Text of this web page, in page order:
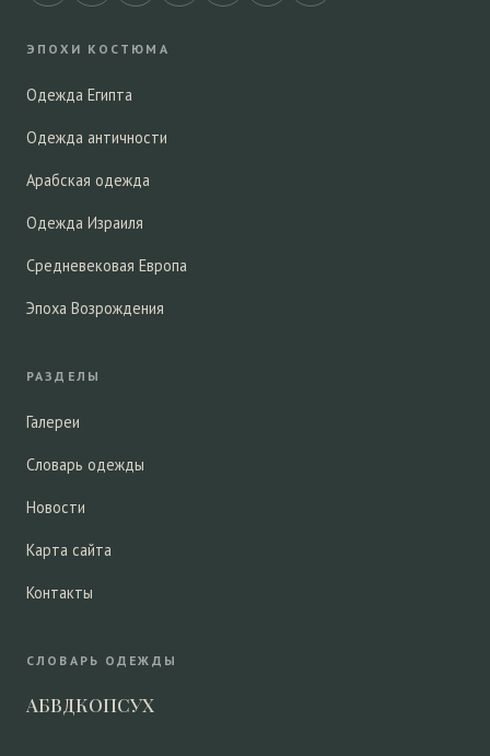
ЭПОХИ КОСТЮМА
Одежда Египта
Одежда античности
Арабская одежда
Одежда Израиля
Средневековая Европа
Эпоха Возрождения
РАЗДЕЛЫ
Галереи
Словарь одежды
Новости
Карта сайта
Контакты
СЛОВАРЬ ОДЕЖДЫ
АБВДКОПСУХ